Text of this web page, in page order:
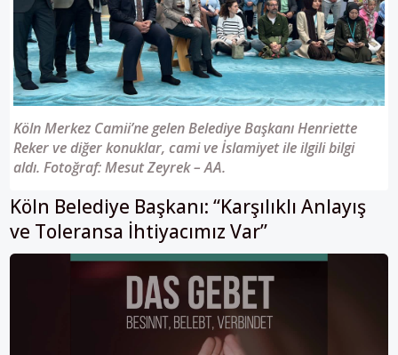
Köln Merkez Camii’ne gelen Belediye Başkanı Henriette
Reker ve diğer konuklar, cami ve İslamiyet ile ilgili bilgi
aldı. Fotoğraf: Mesut Zeyrek – AA.
Köln Belediye Başkanı: “Karşılıklı Anlayış
ve Toleransa İhtiyacımız Var”